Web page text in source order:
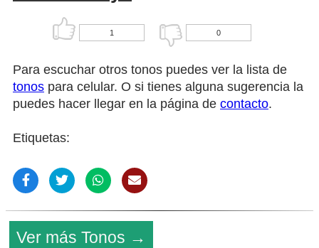
1 0
Para escuchar otros tonos puedes ver la lista de
tonos para celular. O si tienes alguna sugerencia la
puedes hacer llegar en la página de contacto.
Etiquetas:
Ver más Tonos →